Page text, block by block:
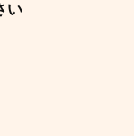
い